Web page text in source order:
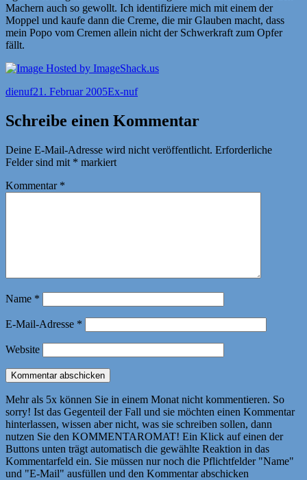
Machern auch so gewollt. Ich identifiziere mich mit einem der
Moppel und kaufe dann die Creme, die mir Glauben macht, dass
mein Popo vom Cremen allein nicht der Schwerkraft zum Opfer
fällt.
Autor
dienufVeröffentlicht
21. Februar 2005Kategorien
Ex-nuf
Schreibe einen Kommentar
Deine E-Mail-Adresse wird nicht veröffentlicht. Erforderliche
Felder sind mit * markiert
Kommentar *
Name *
E-Mail-Adresse *
Website
Mehr als 5x können Sie in einem Monat nicht kommentieren. So
sorry! Ist das Gegenteil der Fall und sie möchten einen Kommentar
hinterlassen, wissen aber nicht, was sie schreiben sollen, dann
nutzen Sie den KOMMENTAROMAT! Ein Klick auf einen der
Buttons unten trägt automatisch die gewählte Reaktion in das
Kommentarfeld ein. Sie müssen nur noch die Pflichtfelder "Name"
und "E-Mail" ausfüllen und den Kommentar abschicken